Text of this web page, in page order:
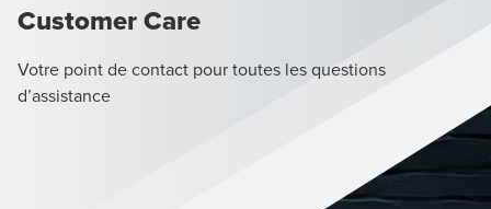
Customer Care
Votre point de contact pour toutes les questions
d’assistance